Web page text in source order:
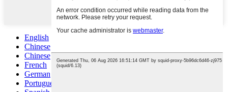
English
Chinese
Chinese
French
German
Portuguese